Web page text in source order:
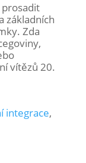
prosadit
základních
Zda
vítězů 20.
integrace,